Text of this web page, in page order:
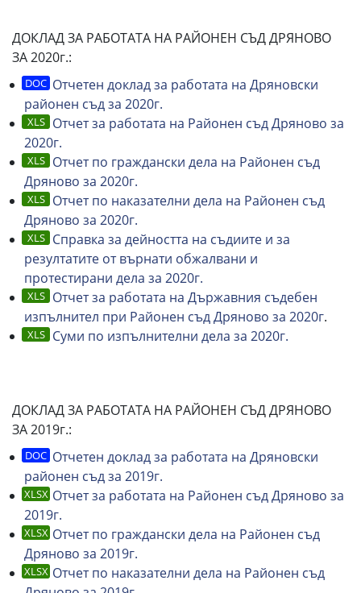
ДОКЛАД ЗА РАБОТАТА НА РАЙОНЕН СЪД ДРЯНОВО
ЗА 2020г.:
Отчетен доклад за работата на Дряновски
районен съд за 2020г.
Отчет за работата на Районен съд Дряново за
2020г.
Отчет по граждански дела на Районен съд
Дряново за 2020г.
Отчет по наказателни дела на Районен съд
Дряново за 2020г.
Справка за дейността на съдиите и за
резултатите от върнати обжалвани и
протестирани дела за 2020г.
Отчет за работата на Държавния съдебен
изпълнител при Районен съд Дряново за 2020г.
Суми по изпълнителни дела за 2020г.
ДОКЛАД ЗА РАБОТАТА НА РАЙОНЕН СЪД ДРЯНОВО
ЗА 2019г.:
Отчетен доклад за работата на Дряновски
районен съд за 2019г.
Отчет за работата на Районен съд Дряново за
2019г.
Отчет по граждански дела на Районен съд
Дряново за 2019г.
Отчет по наказателни дела на Районен съд